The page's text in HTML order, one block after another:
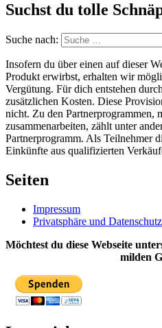
Suchst du tolle
Suche nach:
Insofern du über einen auf dieser
Produkt erwirbst, erhalten wir
Vergütung. Für dich entstehen
zusätzlichen Kosten. Diese
nicht. Zu den Partnerprogrammen,
zusammenarbeiten, zählt unter
Partnerprogramm. Als Teilnehmer
Einkünfte aus qualifizierten
Seiten
Impressum
Privatsphäre und Datenschutz
Möchtest du diese Webseite
milden